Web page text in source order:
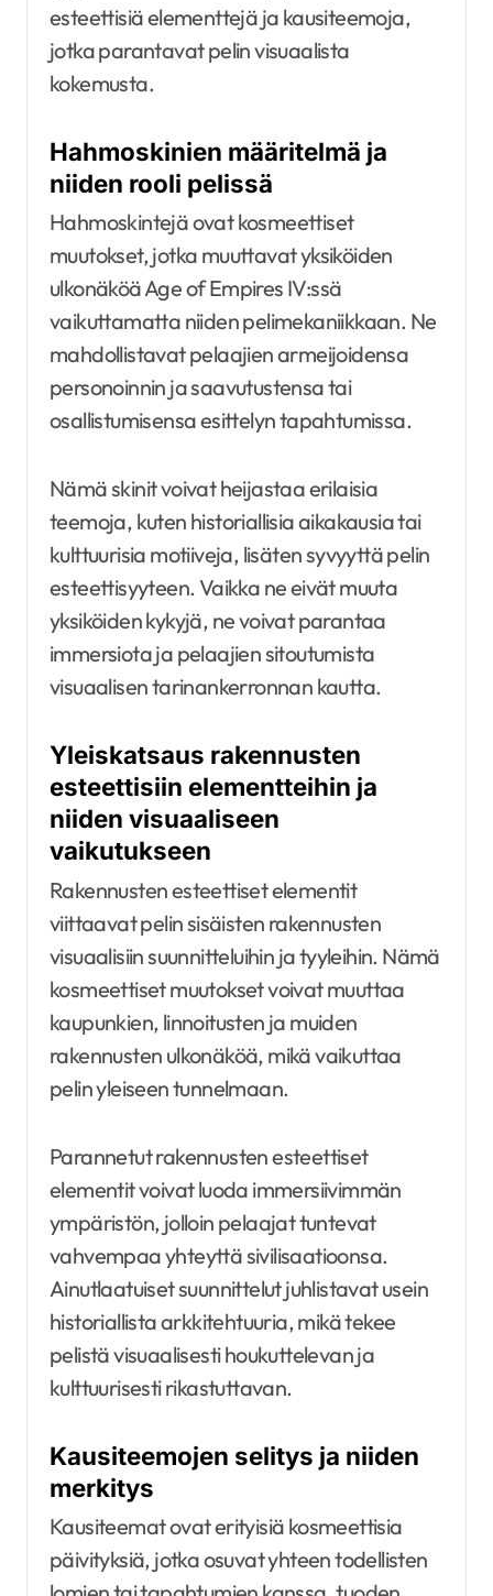
esteettisiä elementtejä ja kausiteemoja,
jotka parantavat pelin visuaalista
kokemusta.
Hahmoskinien määritelmä ja
niiden rooli pelissä
Hahmoskintejä ovat kosmeettiset
muutokset, jotka muuttavat yksiköiden
ulkonäköä Age of Empires IV:ssä
vaikuttamatta niiden pelimekaniikkaan. Ne
mahdollistavat pelaajien armeijoidensa
personoinnin ja saavutustensa tai
osallistumisensa esittelyn tapahtumissa.
Nämä skinit voivat heijastaa erilaisia
teemoja, kuten historiallisia aikakausia tai
kulttuurisia motiiveja, lisäten syvyyttä pelin
esteettisyyteen. Vaikka ne eivät muuta
yksiköiden kykyjä, ne voivat parantaa
immersiota ja pelaajien sitoutumista
visuaalisen tarinankerronnan kautta.
Yleiskatsaus rakennusten
esteettisiin elementteihin ja
niiden visuaaliseen
vaikutukseen
Rakennusten esteettiset elementit
viittaavat pelin sisäisten rakennusten
visuaalisiin suunnitteluihin ja tyyleihin. Nämä
kosmeettiset muutokset voivat muuttaa
kaupunkien, linnoitusten ja muiden
rakennusten ulkonäköä, mikä vaikuttaa
pelin yleiseen tunnelmaan.
Parannetut rakennusten esteettiset
elementit voivat luoda immersiivimmän
ympäristön, jolloin pelaajat tuntevat
vahvempaa yhteyttä sivilisaatioonsa.
Ainutlaatuiset suunnittelut juhlistavat usein
historiallista arkkitehtuuria, mikä tekee
pelistä visuaalisesti houkuttelevan ja
kulttuurisesti rikastuttavan.
Kausiteemojen selitys ja niiden
merkitys
Kausiteemat ovat erityisiä kosmeettisia
päivityksiä, jotka osuvat yhteen todellisten